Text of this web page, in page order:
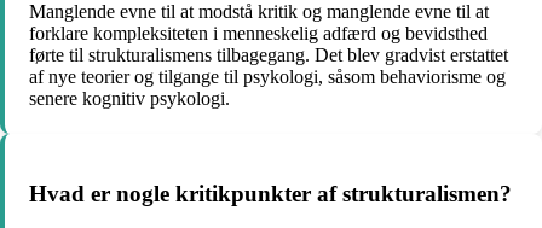
Manglende evne til at modstå kritik og manglende evne til at
forklare kompleksiteten i menneskelig adfærd og bevidsthed
førte til strukturalismens tilbagegang. Det blev gradvist erstattet
af nye teorier og tilgange til psykologi, såsom behaviorisme og
senere kognitiv psykologi.
Hvad er nogle kritikpunkter af strukturalismen?